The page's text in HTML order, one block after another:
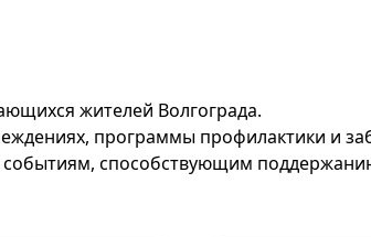
жителей Волгограда.
программы профилактики и
событиям, способствующим